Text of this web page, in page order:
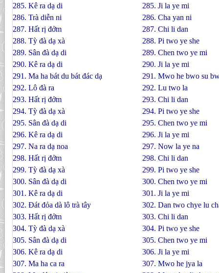
285. Kê ra dạ di
285. Ji la ye mi
286. Trà diễn ni
286. Cha yan ni
287. Hất rị đởm
287. Chi li dan
288. Tỳ đà dạ xà
288. Pi two ye she
289. Sân đà dạ di
289. Chen two ye mi
290. Kê ra dạ di
290. Ji la ye mi
291. Ma ha bát du bát đác dạ
291. Mwo he bwo su
292. Lô đà ra
292. Lu two la
293. Hất rị đởm
293. Chi li dan
294. Tỳ đà dạ xà
294. Pi two ye she
295. Sân đà dạ di
295. Chen two ye mi
296. Kê ra dạ di
296. Ji la ye mi
297. Na ra dạ noa
297. Now la ye na
298. Hất rị đởm
298. Chi li dan
299. Tỳ đà dạ xà
299. Pi two ye she
300. Sân đà dạ di
300. Chen two ye mi
301. Kê ra dạ di
301. Ji la ye mi
302. Ðát đỏa dà lô trà tây
302. Dan two chye lu
303. Hất rị đởm
303. Chi li dan
304. Tỳ đà dạ xà
304. Pi two ye she
305. Sân đà dạ di
305. Chen two ye mi
306. Kê ra dạ di
306. Ji la ye mi
307. Ma ha ca ra
307. Mwo he jya la